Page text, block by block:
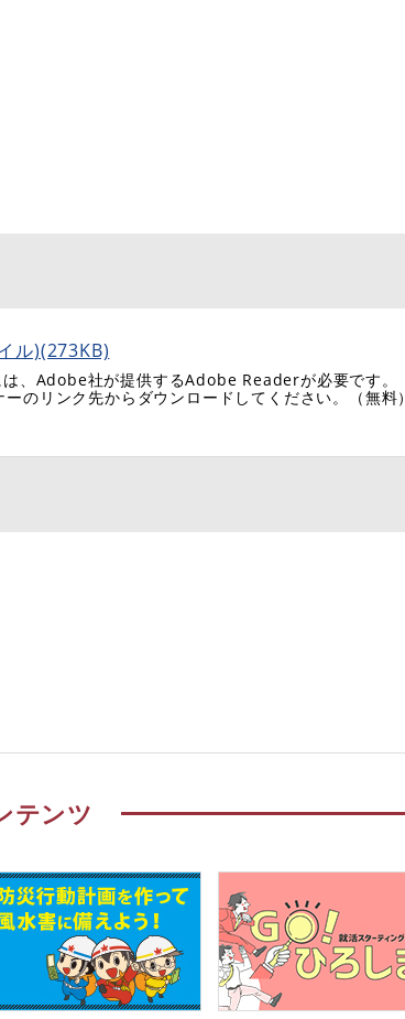
ル)(273KB)
、Adobe社が提供するAdobe Readerが必要です。
のリンク先からダウンロードしてください。（無料）
テンツ